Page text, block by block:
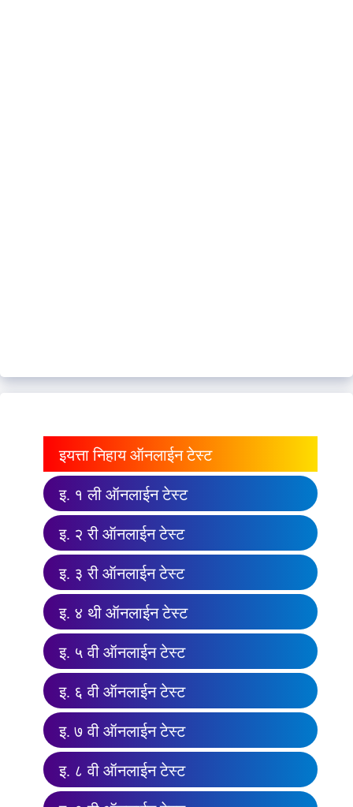
इयत्ता निहाय ऑनलाईन टेस्ट
इ. १ ली ऑनलाईन टेस्ट
इ. २ री ऑनलाईन टेस्ट
इ. ३ री ऑनलाईन टेस्ट
इ. ४ थी ऑनलाईन टेस्ट
इ. ५ वी ऑनलाईन टेस्ट
इ. ६ वी ऑनलाईन टेस्ट
इ. ७ वी ऑनलाईन टेस्ट
इ. ८ वी ऑनलाईन टेस्ट